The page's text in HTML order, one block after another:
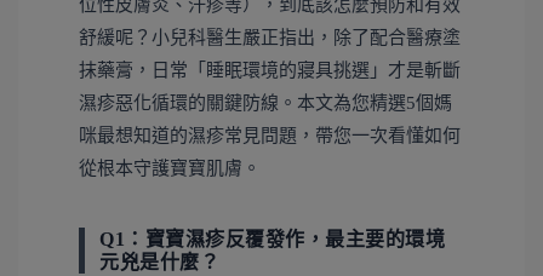
位性皮膚炎、汗疹等），到底該怎麼預防和有效
舒緩呢？小兒科醫生嚴正指出，除了配合醫療塗
抹藥膏，日常「睡眠環境的寢具挑選」才是斬斷
濕疹惡化循環的關鍵防線。本文為您精選5個媽
咪最想知道的濕疹常見問題，帶您一次看懂如何
從根本守護寶寶肌膚。
Q1：寶寶濕疹反覆發作，最主要的環境
元兇是什麼？